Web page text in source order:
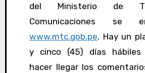
del Ministerio de
Comunicaciones se
www.mtc.gob.pe. Hay un
y cinco (45) días hábiles
hacer llegar los